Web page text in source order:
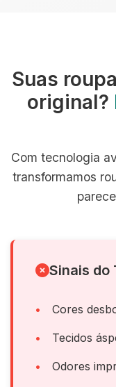
Suas
original?
Com tecnologia
transformamos
Sinais do
Cores
Tecidos
Odores